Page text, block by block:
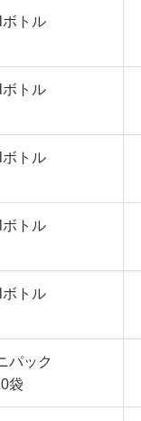
トル
トル
トル
トル
トル
パック
袋